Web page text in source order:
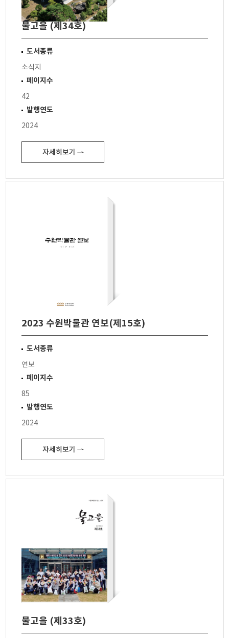
물고을 (제34호)
도서종류
소식지
페이지수
42
발행연도
2024
자세히보기 ⇀
2023 수원박물관 연보(제15호)
도서종류
연보
페이지수
85
발행연도
2024
자세히보기 ⇀
물고을 (제33호)